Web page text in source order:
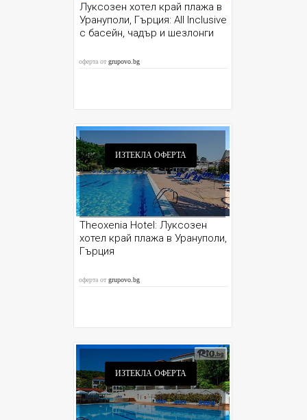
Луксозен хотел край плажа в
Урануполи, Гърция: All Inclusive
с басейн, чадър и шезлонги
оферта отgrupovo.bg
ИЗТЕКЛА ОФЕРТА
Theoxenia Hotel: Луксозен
хотел край плажа в Урануполи,
Гърция
оферта отgrupovo.bg
ИЗТЕКЛА ОФЕРТА